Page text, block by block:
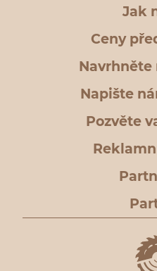
Jak
Ceny
Navrhněte
Napište
Pozvěte